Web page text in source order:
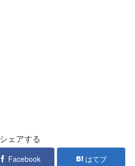
シェアする
Facebook はてブ